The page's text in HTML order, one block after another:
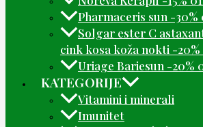
Pharmaceris sun -30%
Solgar ester C
cink kosa koža nokti -20%
Uriage Bariesun -20%
KATEGORIJE
Vitamini i minerali
Imunitet